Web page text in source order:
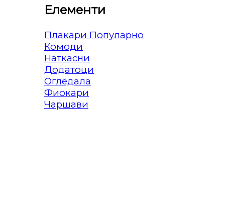
Елементи
Плакари
Комоди
Наткасни
Додатоци
Огледала
Фиокари
Чаршави